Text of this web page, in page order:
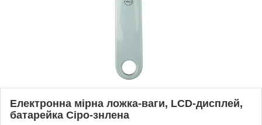
Електронна мірна ложка-ваги, LCD-дисплей,
батарейка Сіро-знлена